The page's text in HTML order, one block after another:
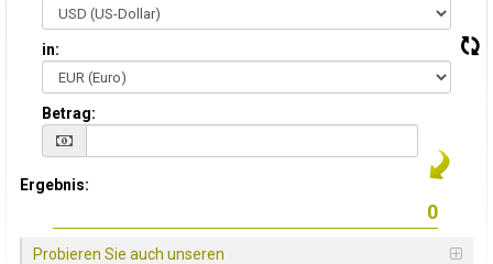
in:
Betrag:
Ergebnis:
Probieren Sie auch unseren